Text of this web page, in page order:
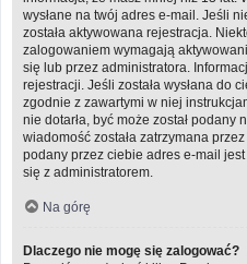
wysłane na twój adres e-mail. Jeśli
została aktywowana rejestracja.
zalogowaniem wymagają
się lub przez administratora.
rejestracji. Jeśli została wysłana do
zgodnie z zawartymi w niej
nie dotarła, być może został podany
wiadomość została zatrzymana
podany przez ciebie adres e-mail
się z administratorem.
Na górę
Dlaczego nie mogę się zalogować?